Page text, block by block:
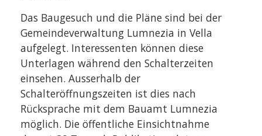
Das Baugesuch und die Pläne sind bei der
Gemeindeverwaltung Lumnezia in Vella
aufgelegt. Interessenten können diese
Unterlagen während den Schalterzeiten
einsehen. Ausserhalb der
Schalteröffnungszeiten ist dies nach
Rücksprache mit dem Bauamt Lumnezia
möglich. Die öffentliche Einsichtnahme